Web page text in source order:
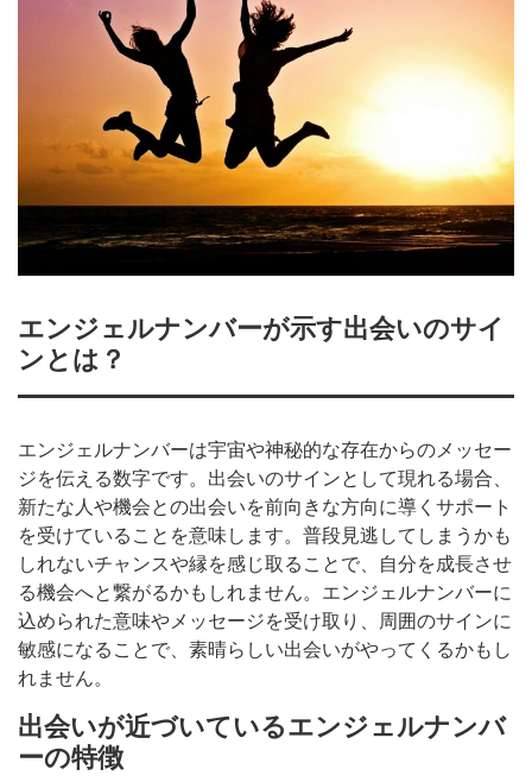
エンジェルナンバーが示す出会いのサイ
ンとは？
エンジェルナンバーは宇宙や神秘的な存在からのメッセー
ジを伝える数字です。出会いのサインとして現れる場合、
新たな人や機会との出会いを前向きな方向に導くサポート
を受けていることを意味します。普段見逃してしまうかも
しれないチャンスや縁を感じ取ることで、自分を成長させ
る機会へと繋がるかもしれません。エンジェルナンバーに
込められた意味やメッセージを受け取り、周囲のサインに
敏感になることで、素晴らしい出会いがやってくるかもし
れません。
出会いが近づいているエンジェルナンバ
ーの特徴